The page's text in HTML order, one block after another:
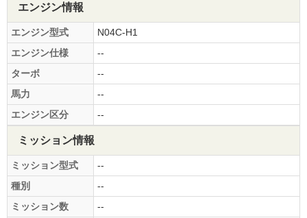
エンジン情報
エンジン型式
N04C-H1
エンジン仕様
--
ターボ
--
馬力
--
エンジン区分
--
ミッション情報
ミッション型式
--
種別
--
ミッション数
--